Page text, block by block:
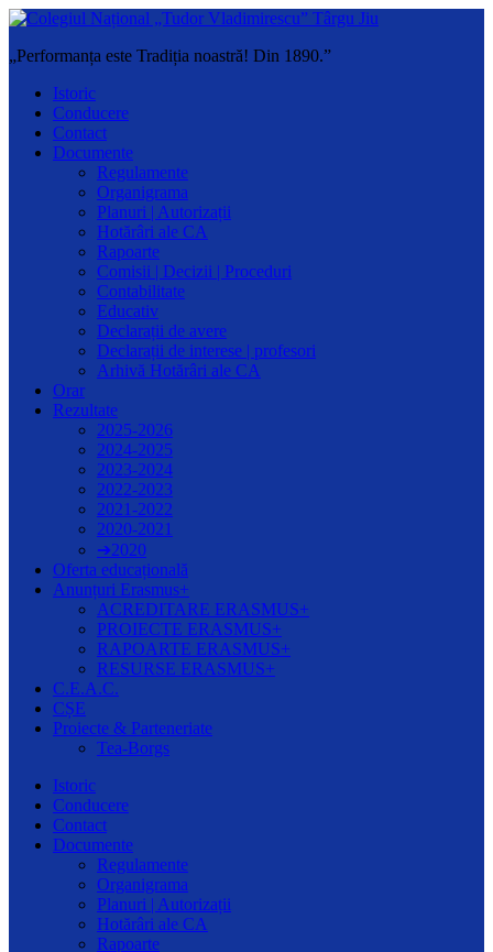
„Performanța este Tradiția noastră! Din 1890.”
Istoric
Conducere
Contact
Documente
Regulamente
Organigrama
Planuri | Autorizații
Hotărâri ale CA
Rapoarte
Comisii | Decizii | Proceduri
Contabilitate
Educativ
Declarații de avere
Declarații de interese | profesori
Arhivă Hotărâri ale CA
Orar
Rezultate
2025-2026
2024-2025
2023-2024
2022-2023
2021-2022
2020-2021
➔2020
Oferta educațională
Anunțuri Erasmus+
ACREDITARE ERASMUS+
PROIECTE ERASMUS+
RAPOARTE ERASMUS+
RESURSE ERASMUS+
C.E.A.C.
CȘE
Proiecte & Parteneriate
Tea-Borgs
Istoric
Conducere
Contact
Documente
Regulamente
Organigrama
Planuri | Autorizații
Hotărâri ale CA
Rapoarte